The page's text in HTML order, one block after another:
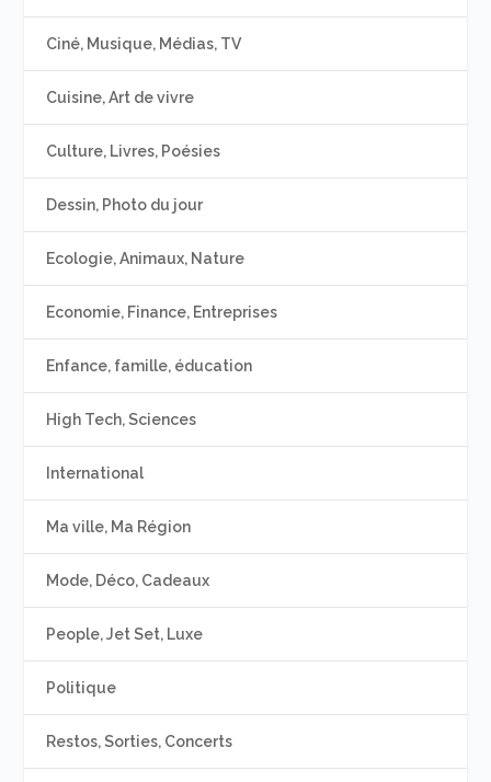
Ciné, Musique, Médias, TV
Cuisine, Art de vivre
Culture, Livres, Poésies
Dessin, Photo du jour
Ecologie, Animaux, Nature
Economie, Finance, Entreprises
Enfance, famille, éducation
High Tech, Sciences
International
Ma ville, Ma Région
Mode, Déco, Cadeaux
People, Jet Set, Luxe
Politique
Restos, Sorties, Concerts